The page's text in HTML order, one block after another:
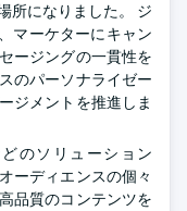
所になりました。 ジ
マーケターにキャン
ージングの一貫性を
のパーソナライゼー
ジメントを推進しま
どのソリューション
ーディエンスの個々
品質のコンテンツを